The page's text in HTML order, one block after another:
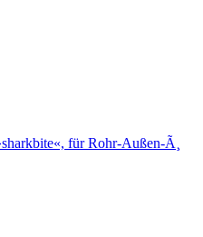
für Rohr-Außen-Ã¸